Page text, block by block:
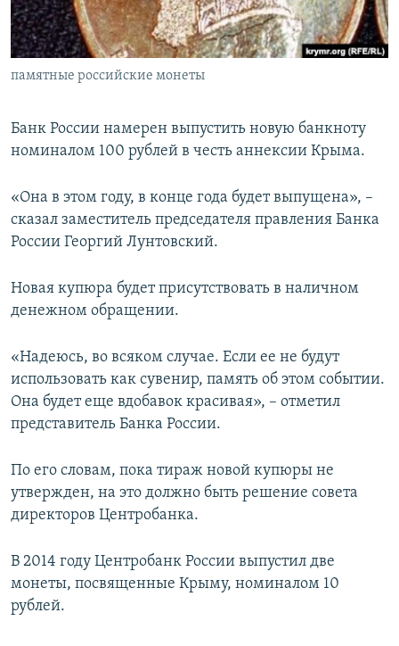
ПОБЕДИТЕЛЕЙ НЕ СУДЯТ?
КРЫМ.НЕПОКОРЕННЫЙ
ELIFBE
ПРИСОЕДИНЯЙТЕСЬ!
Все сайты RFE/RL
памятные российские монеты
Банк России намерен выпустить новую банкноту
номиналом 100 рублей в честь аннексии Крыма.
«Она в этом году, в конце года будет выпущена», –
сказал заместитель председателя правления Банка
России Георгий Лунтовский.
Новая купюра будет присутствовать в наличном
денежном обращении.
«Надеюсь, во всяком случае. Если ее не будут
использовать как сувенир, память об этом событии.
Она будет еще вдобавок красивая», – отметил
представитель Банка России.
По его словам, пока тираж новой купюры не
утвержден, на это должно быть решение совета
директоров Центробанка.
В 2014 году Центробанк России выпустил две
монеты, посвященные Крыму, номиналом 10
рублей.